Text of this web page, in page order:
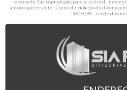
reservado. Sua reprodução, parcial ou total,
autorização do autor. Crime de violação de direito
9610/98 - Lei de